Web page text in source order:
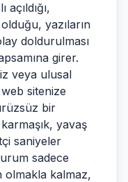
yazıların
doldurulması
girer.
veya ulusal
sitenize
bir
yavaş
saniyeler
sadece
olmakla kalmaz,